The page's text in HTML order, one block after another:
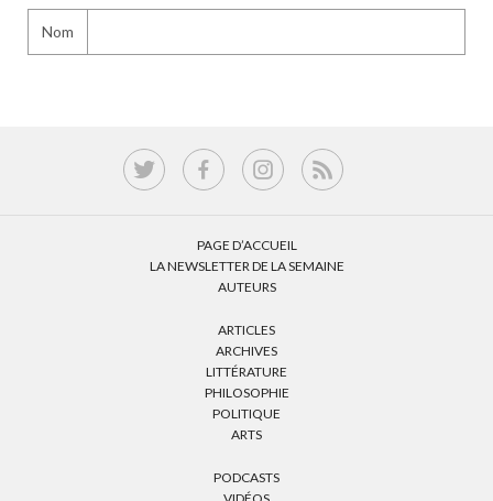
Nom
PAGE D’ACCUEIL
LA NEWSLETTER DE LA SEMAINE
AUTEURS
ARTICLES
ARCHIVES
LITTÉRATURE
PHILOSOPHIE
POLITIQUE
ARTS
PODCASTS